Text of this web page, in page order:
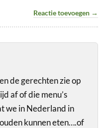
Reactie toevoegen →
de gerechten zie op
af of die menu’s
we in Nederland in
kunnen eten….of